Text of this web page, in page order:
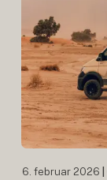
6. februar 2026